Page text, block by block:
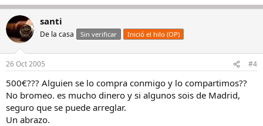
santi
De la casa Sin verificar Inició el hilo (OP)
26 Oct 2005 #4
500€??? Alguien se lo compra conmigo y lo compartimos??
No bromeo. es mucho dinero y si algunos sois de Madrid,
seguro que se puede arreglar.
Un abrazo.